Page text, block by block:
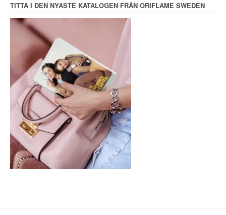
TITTA I DEN NYASTE KATALOGEN FRÅN ORIFLAME SWEDEN